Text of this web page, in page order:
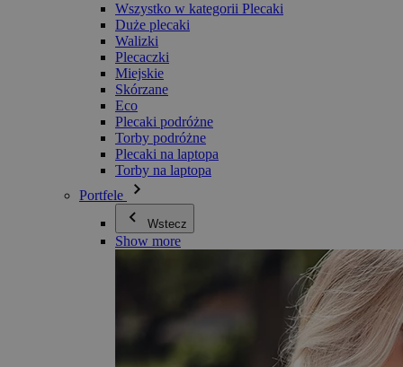
Wszystko w kategorii Plecaki
Duże plecaki
Walizki
Plecaczki
Miejskie
Skórzane
Eco
Plecaki podróżne
Torby podróżne
Plecaki na laptopa
Torby na laptopa
Portfele
Wstecz
Show more